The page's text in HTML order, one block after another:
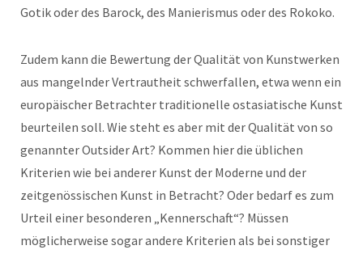
Gotik oder des Barock, des Manierismus oder des Rokoko.
Zudem kann die Bewertung der Qualität von Kunstwerken
aus mangelnder Vertrautheit schwerfallen, etwa wenn ein
europäischer Betrachter traditionelle ostasiatische Kunst
beurteilen soll. Wie steht es aber mit der Qualität von so
genannter Outsider Art? Kommen hier die üblichen
Kriterien wie bei anderer Kunst der Moderne und der
zeitgenössischen Kunst in Betracht? Oder bedarf es zum
Urteil einer besonderen „Kennerschaft“? Müssen
möglicherweise sogar andere Kriterien als bei sonstiger